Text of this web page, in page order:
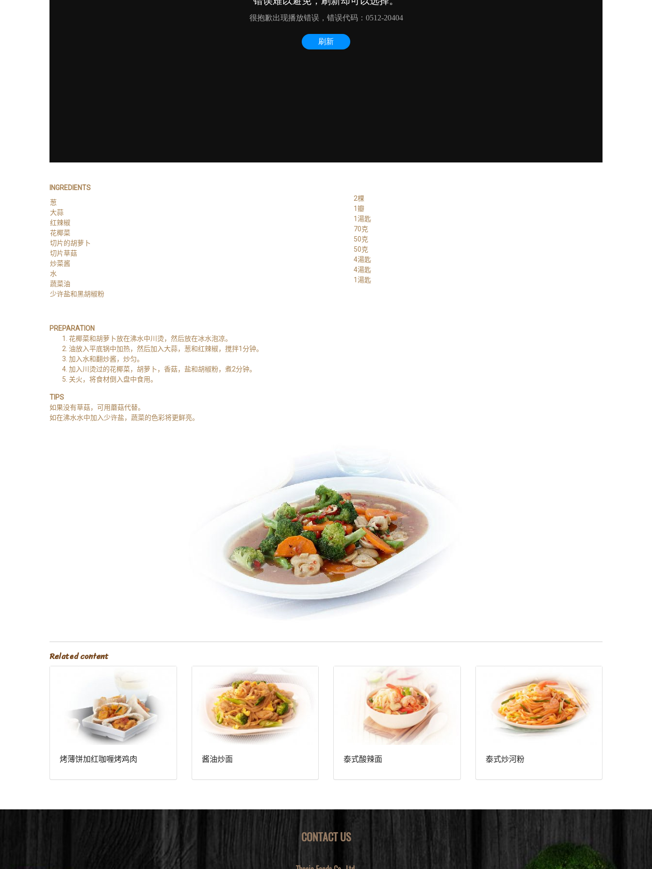
INGREDIENTS
葱
大蒜
红辣椒
花椰菜
切片的胡萝卜
切片草菇
炒菜酱
水
蔬菜油
少许盐和黑胡椒粉
2棵
1瓣
1湯匙
70克
50克
50克
4湯匙
4湯匙
1湯匙
PREPARATION
花椰菜和胡萝卜放在沸水中川烫，然后放在冰水泡凉。
油放入平底锅中加热，然后加入大蒜，葱和红辣椒，搅拌1分钟。
加入水和翻炒酱，炒匀。
加入川烫过的花椰菜，胡萝卜，香菇，盐和胡椒粉，煮2分钟。
关火，将食材倒入盘中食用。
TIPS
如果没有草菇，可用蘑菇代替。
如在沸水水中加入少许盐，蔬菜的色彩将更鲜亮。
Related content
烤薄饼加红咖喱烤鸡肉 酱油炒面 泰式酸辣面 泰式炒河粉
CONTACT US